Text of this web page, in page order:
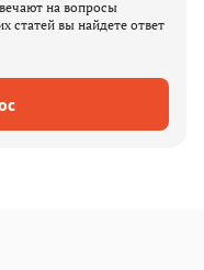
на вопросы
статей вы найдете ответ